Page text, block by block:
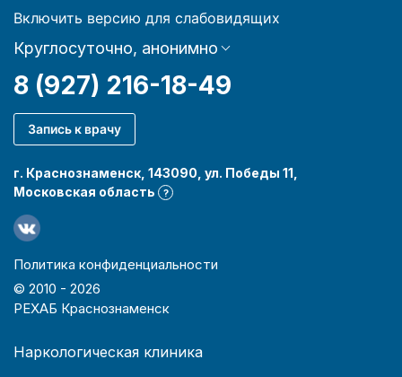
Включить версию для слабовидящих
Круглосуточно, анонимно
8 (927) 216-18-49
Запись к врачу
г. Краснознаменск, 143090, ул. Победы 11,
Московская область
?
Политика конфиденциальности
© 2010 - 2026
РЕХАБ Краснознаменск
Наркологическая клиника